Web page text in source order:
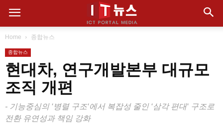
Home 종합뉴스
종합뉴스
현대차, 연구개발본부 대규모
조직 개편
- 기능중심의 ‘병렬 구조‘에서 복잡성 줄인 ‘삼각 편대‘ 구조로
전환 유연성과 책임 강화